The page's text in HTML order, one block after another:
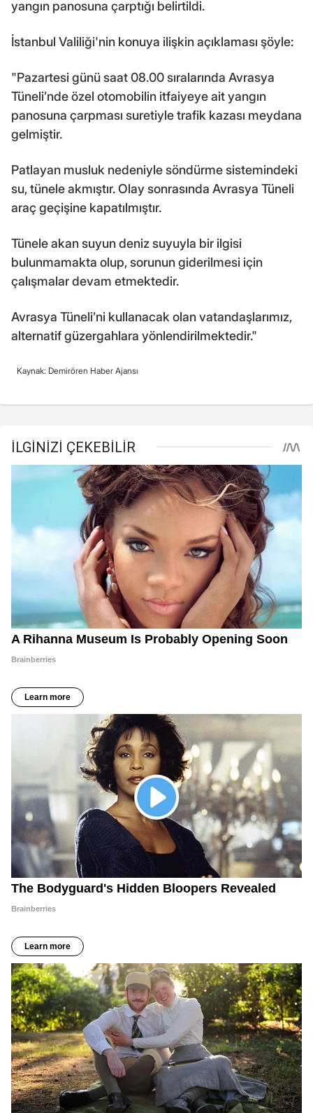
yangın panosuna çarptığı belirtildi.
İstanbul Valiliği'nin konuya ilişkin açıklaması şöyle:
"Pazartesi günü saat 08.00 sıralarında Avrasya
Tüneli’nde özel otomobilin itfaiyeye ait yangın
panosuna çarpması suretiyle trafik kazası meydana
gelmiştir.
Patlayan musluk nedeniyle söndürme sistemindeki
su, tünele akmıştır. Olay sonrasında Avrasya Tüneli
araç geçişine kapatılmıştır.
Tünele akan suyun deniz suyuyla bir ilgisi
bulunmamakta olup, sorunun giderilmesi için
çalışmalar devam etmektedir.
Avrasya Tüneli’ni kullanacak olan vatandaşlarımız,
alternatif güzergahlara yönlendirilmektedir."
Kaynak: Demirören Haber Ajansı